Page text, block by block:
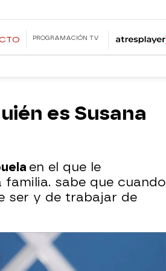
PROGRAMACIÓN TV
es Susana
en el que le
sabe que cuando
ser y de trabajar de